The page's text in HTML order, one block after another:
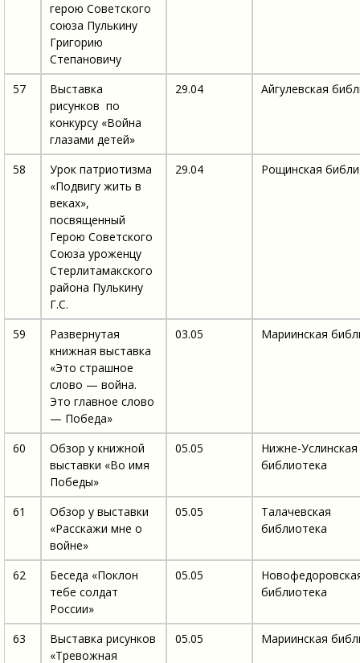
герою Советского
союза Пулькину
Григорию
Степановичу
57
Выставка
рисунков по
конкурсу «Война
глазами детей»
29.04 Айгулевская
58
Урок патриотизма
«Подвигу жить в
веках»,
посвященный
Герою Советского
Союза уроженцу
Стерлитамакского
района Пулькину
Г.С.
29.04 Рощинская
59
Развернутая
книжная выставка
«Это страшное
слово — война.
Это главное слово
— Победа»
03.05 Мариинская
60
Обзор у книжной
выставки «Во имя
Победы»
05.05
Нижне-Услинская
библиотека
61
Обзор у выставки
«Расскажи мне о
войне»
05.05
Талачевская
библиотека
62
Беседа «Поклон
тебе солдат
России»
05.05
библиотека
63
Выставка рисунков
«Тревожная
05.05 Мариинская